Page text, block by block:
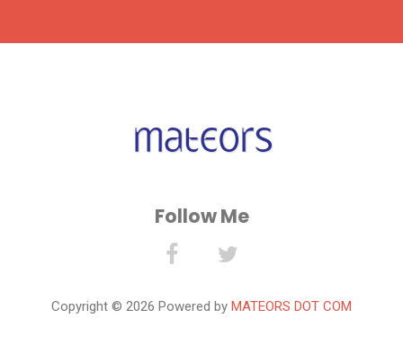
Follow Me
Copyright © 2026 Powered by MATEORS DOT COM